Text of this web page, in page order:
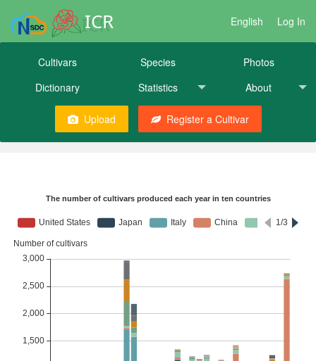
ICR English Log In
Cultivars Species
Photos
Dictionary
Statistics About
Upload Register a Cultivar